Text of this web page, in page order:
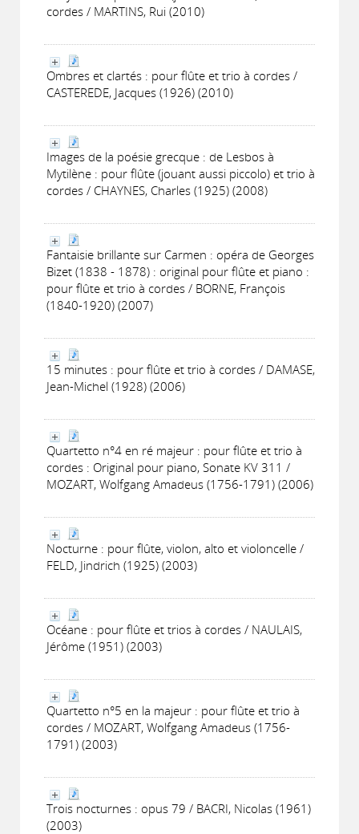
cordes / MARTINS, Rui (2010)
Ombres et clartés : pour flûte et trio à cordes /
CASTEREDE, Jacques (1926) (2010)
Images de la poésie grecque : de Lesbos à
Mytilène : pour flûte (jouant aussi piccolo) et trio à
cordes / CHAYNES, Charles (1925) (2008)
Fantaisie brillante sur Carmen : opéra de Georges
Bizet (1838 - 1878) : original pour flûte et piano :
pour flûte et trio à cordes / BORNE, François
(1840-1920) (2007)
15 minutes : pour flûte et trio à cordes / DAMASE,
Jean-Michel (1928) (2006)
Quartetto n°4 en ré majeur : pour flûte et trio à
cordes : Original pour piano, Sonate KV 311 /
MOZART, Wolfgang Amadeus (1756-1791) (2006)
Nocturne : pour flûte, violon, alto et violoncelle /
FELD, Jindrich (1925) (2003)
Océane : pour flûte et trios à cordes / NAULAIS,
Jérôme (1951) (2003)
Quartetto n°5 en la majeur : pour flûte et trio à
cordes / MOZART, Wolfgang Amadeus (1756-
1791) (2003)
Trois nocturnes : opus 79 / BACRI, Nicolas (1961)
(2003)